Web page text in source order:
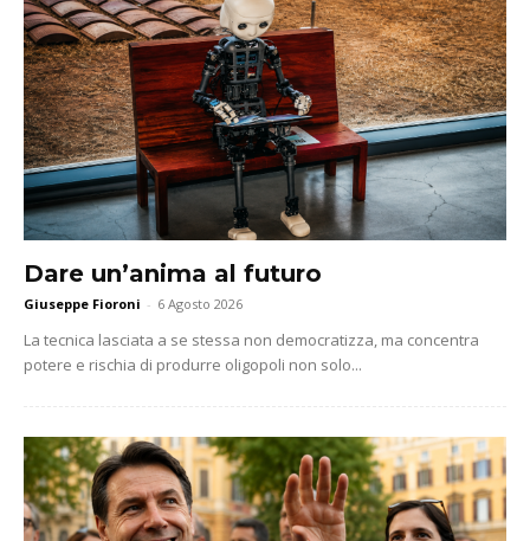
Dare un’anima al futuro
Giuseppe Fioroni - 6 Agosto 2026
La tecnica lasciata a se stessa non democratizza, ma concentra
potere e rischia di produrre oligopoli non solo...